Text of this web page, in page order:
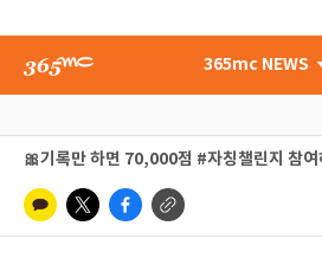
365mc NEWS
🎀기록만 하면 70,000점 #자칭챌린지 참